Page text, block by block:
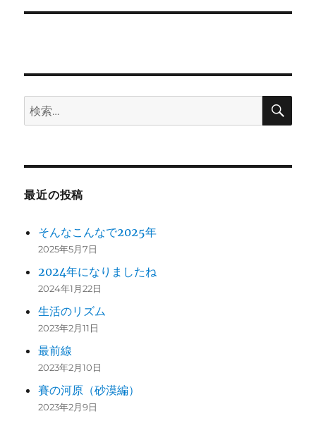
検
索:
検
最近の投稿
そんなこんなで2025年
2025年5月7日
2024年になりましたね
2024年1月22日
生活のリズム
2023年2月11日
最前線
2023年2月10日
賽の河原（砂漠編）
2023年2月9日